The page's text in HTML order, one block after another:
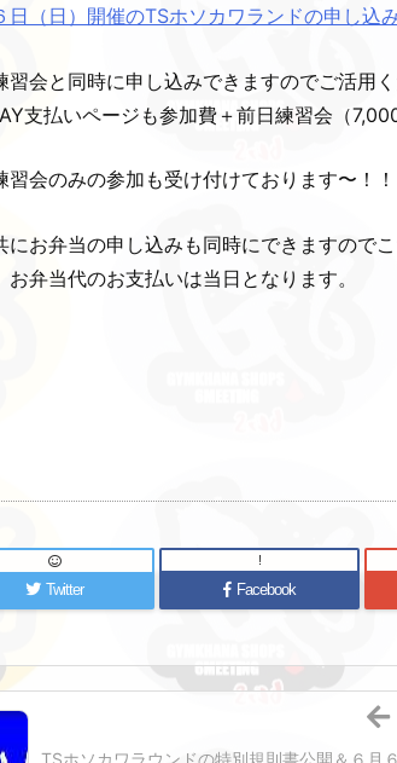
日（日）開催のTSホソカワランドの申し込
習会と同時に申し込みできますのでご活用く
支払いページも参加費＋前日練習会（
習会のみの参加も受け付けております〜！！
にお弁当の申し込みも同時にできますので
お弁当代のお支払いは当日となります。
Twitter Facebook
!